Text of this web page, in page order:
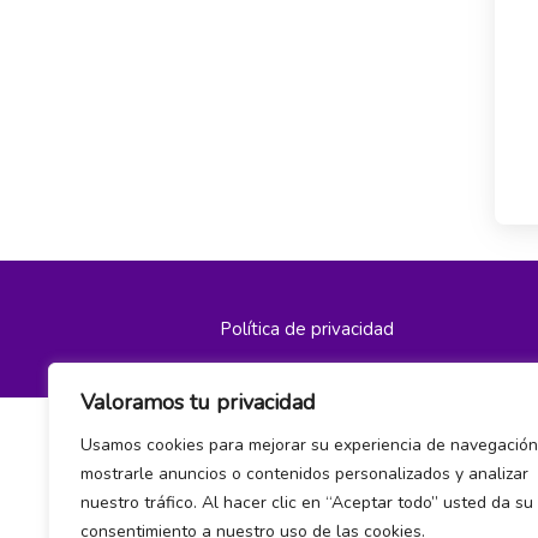
Valoramos tu privacidad
Usamos cookies para mejorar su experiencia de
mostrarle anuncios o contenidos personalizados y analizar
nuestro tráfico. Al hacer clic en “Aceptar todo” usted da su
consentimiento a nuestro uso de las cookies.
Política de privacidad